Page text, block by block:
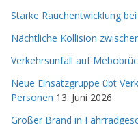
Starke Rauchentwicklung
Nächtliche Kollision
Verkehrsunfall auf
Neue Einsatzgruppe übt
Personen 13. Juni 2026
Großer Brand in